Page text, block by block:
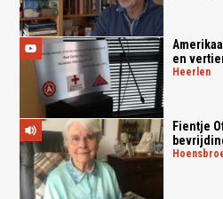
en
heerlen
Fientje